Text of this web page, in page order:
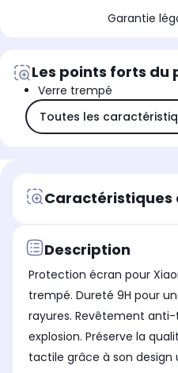
Garantie
Les points forts du
Verre trempé
Toutes les
Caractéristiques
Description
Protection écran pour
trempé. Dureté 9H pour
rayures. Revêtement
explosion. Préserve la
tactile grâce à son design